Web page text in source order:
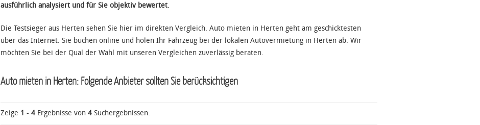
ausführlich analysiert und für Sie objektiv bewertet.
Die Testsieger aus Herten sehen Sie hier im direkten Vergleich. Auto mieten in Herten geht am geschicktesten
über das Internet. Sie buchen online und holen Ihr Fahrzeug bei der lokalen Autovermietung in Herten ab. Wir
möchten Sie bei der Qual der Wahl mit unseren Vergleichen zuverlässig beraten.
Auto mieten in Herten: Folgende Anbieter sollten Sie berücksichtigen
Zeige 1 - 4 Ergebnisse von 4 Suchergebnissen.